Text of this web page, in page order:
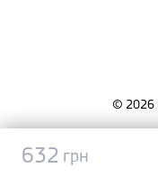
632 грн
632 грн
© 2026